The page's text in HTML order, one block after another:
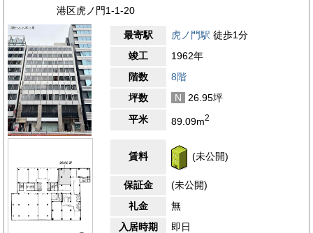
港区虎ノ門1-1-20
最寄駅 虎ノ門駅 徒歩1分
竣工
1962年
階数
8階
坪数
N
26.95坪
平米
89.09m2
賃料 (未公開)
保証金
(未公開)
礼金
無
入居時期
即日